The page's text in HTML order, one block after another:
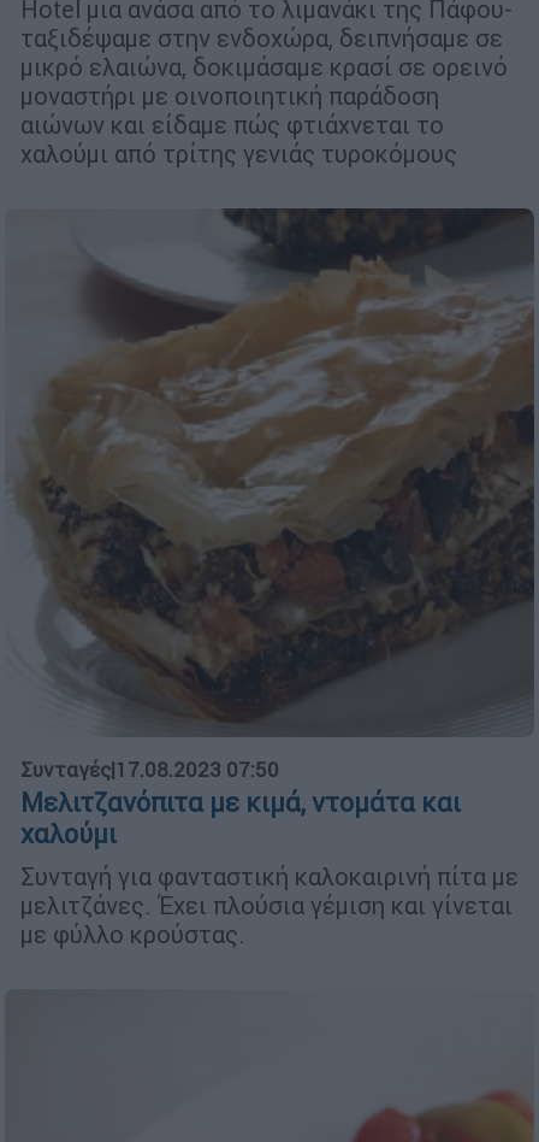
Hotel μια ανάσα από το λιμανάκι της Πάφου-
ταξιδέψαμε στην ενδοχώρα, δειπνήσαμε σε
μικρό ελαιώνα, δοκιμάσαμε κρασί σε ορεινό
μοναστήρι με οινοποιητική παράδοση
αιώνων και είδαμε πώς φτιάχνεται το
χαλούμι από τρίτης γενιάς τυροκόμους
Συνταγές|17.08.2023 07:50
Μελιτζανόπιτα με κιμά, ντομάτα και
χαλούμι
Συνταγή για φανταστική καλοκαιρινή πίτα με
μελιτζάνες. Έχει πλούσια γέμιση και γίνεται
με φύλλο κρούστας.